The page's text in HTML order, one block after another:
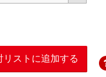
リストに追加する